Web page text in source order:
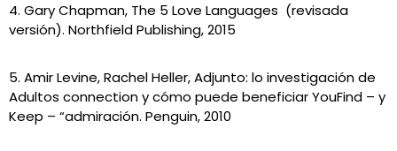
4. Gary Chapman, The 5 Love Languages ​​ (revisada
versión). Northfield Publishing, 2015
5. Amir Levine, Rachel Heller, Adjunto: lo investigación de
Adultos connection y cómo puede beneficiar YouFind – y
Keep – “admiración. Penguin, 2010